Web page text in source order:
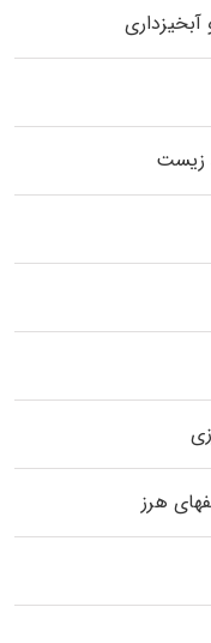
زیست
هرز